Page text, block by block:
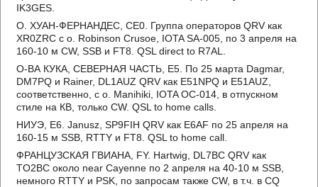
IK3GES.
О. ХУАН-ФЕРНАНДЕС, CE0. Группа операторов QRV как
XR0ZRC с о. Robinson Crusoe, IOTA SA-005, по 3 апреля на
160-10 м CW, SSB и FT8. QSL direct to R7AL.
О-ВА КУКА, СЕВЕРНАЯ ЧАСТЬ, E5. По 25 марта Dagmar,
DM7PQ и Rainer, DL1AUZ QRV как E51NPQ и E51AUZ,
соответственно, с о. Manihiki, IOTA OC-014, в отпускном
стиле на КВ, только CW. QSL to home calls.
НИУЭ, E6. Janusz, SP9FIH QRV как E6AF по 25 апреля на
160-15 м SSB, RTTY и FT8. QSL to home call.
ФРАНЦУЗСКАЯ ГВИАНА, FY. Hartwig, DL7BC QRV как
TO2BC около near Cayenne по 2 апреля на 40-10 м SSB,
немного RTTY и PSK, по запросам также CW, в т.ч. в CQ